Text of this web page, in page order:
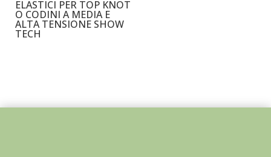
ELASTICI PER TOP KNOT
O CODINI A MEDIA E
ALTA TENSIONE SHOW
TECH